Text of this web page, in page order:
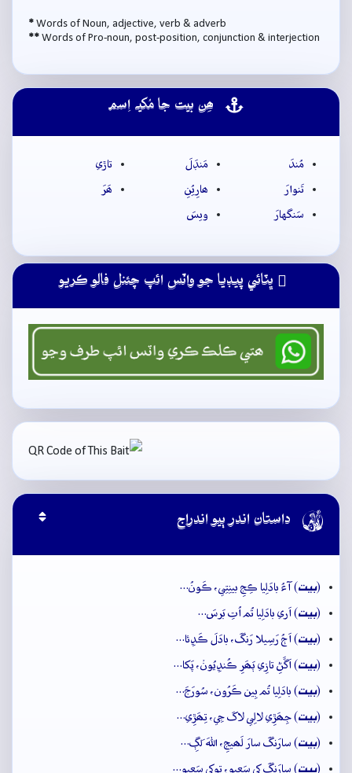
* Words of Noun, adjective, verb & adverb
** Words of Pro-noun, post-position, conjunction & interjection
ھِن بيت جا مُکيہ اِسم
مُندَ مَنڊَلَ
تاڙي
تَنوارَ
ھارِيُنِ
ھَرَ
سَنگهارَ
ويسَ
ڀٽائي پيڊيا جو واٽس ائپ چئنل فالو ڪريو
 داستان اندر ٻيو اندراج
(بيت) آءُ بادَلِيا ڪِجِ بينِتِي، ڪَونُ…
(بيت) اَري بادَلِيا تُم اُتِ بَرسَ…
(بيت) اَڄُ رَسِيلا رَنگَ، بادَلَ ڪَڍِئا…
(بيت) اَڱَڻِ تازِي ٻَھَرِ ڪُنڍِيُونۡ، پَکا…
(بيت) بادَلِيا تُم بِين ڪَرُون، سُورَجَ…
(بيت) جِھَڙِي لالِي لاکَ جِي، تِھَڙِي…
(بيت) سارَنگَ سارَ لَھيجِ، اللهَ لَڳِ…
(بيت) سارَنگَ کي سَعيو، توکي سَعيو…